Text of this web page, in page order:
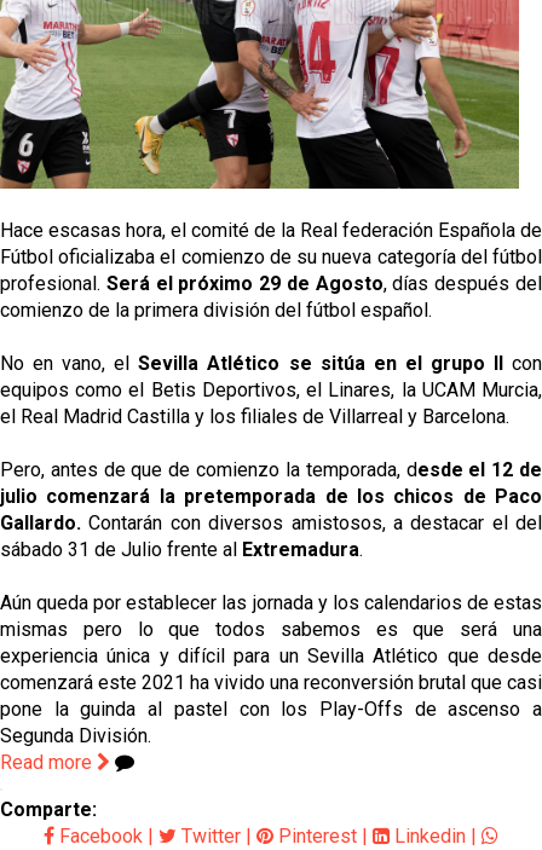
El Sevilla FC oficializa la cesión de Rafa Mir al Aris
de Salónica
Juanlu se marcha traspasado al Bournemouth
Emery quiere pescar en el Atleti , el Villareal ya
tiene nuevo portero y el Getafe mueve ficha... Las
últimas novedades del mercado de La Liga
Vargas y Sow se incorporan al grupo en la sesión
del martes
Patrick Mercado no jugará en el Sevilla FC
Hace escasas hora, el comité de la Real federación Española de
Fútbol oficializaba el comienzo de su nueva categoría del fútbol
profesional. Será el próximo 29 de Agosto, días después del
comienzo de la primera división del fútbol español.
No en vano, elSevilla Atlético se sitúa en el grupo IIcon
equipos como el Betis Deportivos, el Linares, la UCAM Murcia,
el Real Madrid Castilla y los filiales de Villarreal y Barcelona.
Pero, antes de que de comienzo la temporada, desde el 12 de
julio comenzará la pretemporada de los chicos de Paco
Gallardo. Contarán con diversos amistosos, a destacar el del
sábado 31 de Julio frente al Extremadura.
Aún queda por establecer las jornada y los calendarios de estas
mismas pero lo que todos sabemos es que será una
experiencia única y difícil para un Sevilla Atlético que desde
comenzará este 2021 ha vivido una reconversión brutal que casi
pone la guinda al pastel con los Play-Offs de ascenso a
Segunda División.
Read more
Comparte:
Facebook | Twitter | Pinterest | Linkedin |